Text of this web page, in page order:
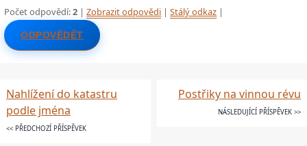
Počet odpovědí:2 |Zobrazit odpovědi |Stálý odkaz |
ODPOVĚDĚT
Nahlížení do katastru
podle jména
<< PŘEDCHOZÍ PŘÍSPĚVEK
Postřiky na vinnou révu
NÁSLEDUJÍCÍ PŘÍSPĚVEK >>